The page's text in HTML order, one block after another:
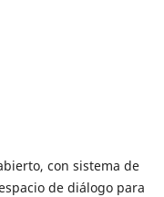
con sistema de
de diálogo para